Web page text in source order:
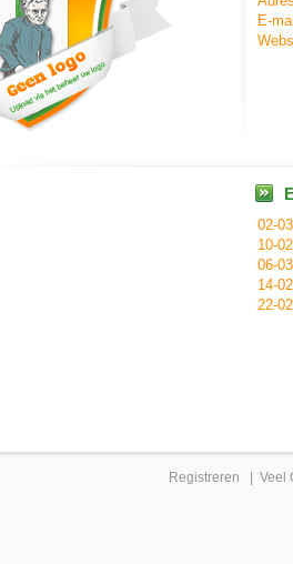
E-mail
02-
10-
06-
14-
22-
Registreren Veel